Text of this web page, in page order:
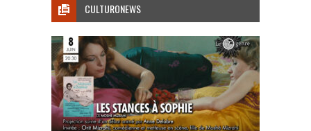
CULTURONEWS